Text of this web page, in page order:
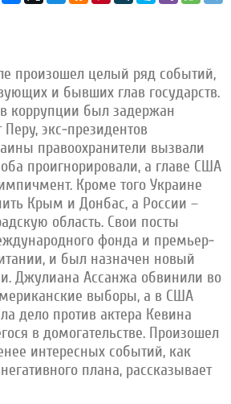
произошел целый ряд событий,
и бывших глав государств.
коррупции был задержан
экс-президентов
правоохранители вызвали
проигнорировали, а главе США
Кроме того Украине
Крым и Донбас, а России –
область. Свои посты
фонда и премьер-
и был назначен новый
Джулиана Ассанжа обвинили во
выборы, а в США
дело против актера Кевина
в домогательстве. Произошел
интересных событий, как
плана, рассказывает